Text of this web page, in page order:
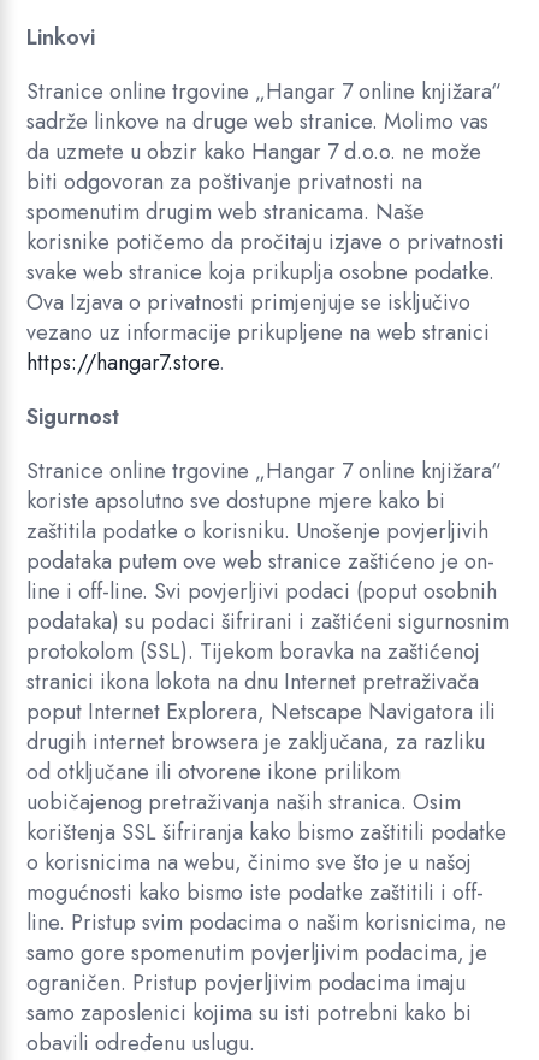
Linkovi
Stranice online trgovine „Hangar 7 online knjižara“
sadrže linkove na druge web stranice. Molimo vas
da uzmete u obzir kako Hangar 7 d.o.o. ne može
biti odgovoran za poštivanje privatnosti na
spomenutim drugim web stranicama. Naše
korisnike potičemo da pročitaju izjave o privatnosti
svake web stranice koja prikuplja osobne podatke.
Ova Izjava o privatnosti primjenjuje se isključivo
vezano uz informacije prikupljene na web stranici
https://hangar7.store.
Sigurnost
Stranice online trgovine „Hangar 7 online knjižara“
koriste apsolutno sve dostupne mjere kako bi
zaštitila podatke o korisniku. Unošenje povjerljivih
podataka putem ove web stranice zaštićeno je on-
line i off-line. Svi povjerljivi podaci (poput osobnih
podataka) su podaci šifrirani i zaštićeni sigurnosnim
protokolom (SSL). Tijekom boravka na zaštićenoj
stranici ikona lokota na dnu Internet pretraživača
poput Internet Explorera, Netscape Navigatora ili
drugih internet browsera je zaključana, za razliku
od otključane ili otvorene ikone prilikom
uobičajenog pretraživanja naših stranica. Osim
korištenja SSL šifriranja kako bismo zaštitili podatke
o korisnicima na webu, činimo sve što je u našoj
mogućnosti kako bismo iste podatke zaštitili i off-
line. Pristup svim podacima o našim korisnicima, ne
samo gore spomenutim povjerljivim podacima, je
ograničen. Pristup povjerljivim podacima imaju
samo zaposlenici kojima su isti potrebni kako bi
obavili određenu uslugu.